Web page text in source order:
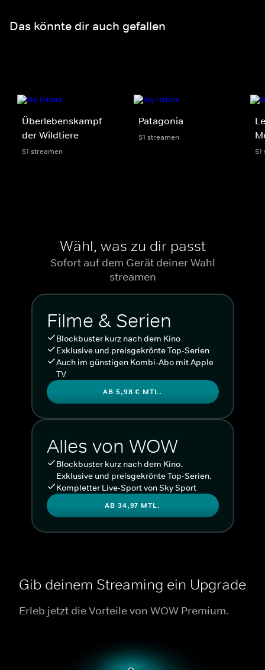
Das könnte dir auch gefallen
Überlebenskampf
der Wildtiere
S1 streamen
Patagonia
S1 streamen
Wähl, was zu dir passt
Sofort auf dem Gerät deiner Wahl
streamen
Filme & Serien
Blockbuster kurz nach dem Kino
Exklusive und preisgekrönte Top-Serien
Auch im günstigen Kombi-Abo mit Apple
TV
AB 5,98 € MTL.
Alles von WOW
Blockbuster kurz nach dem Kino.
Exklusive und preisgekrönte Top-Serien.
Kompletter Live-Sport von Sky Sport
AB 34,97 MTL.
Gib deinem Streaming ein Upgrade
Erleb jetzt die Vorteile von WOW Premium.